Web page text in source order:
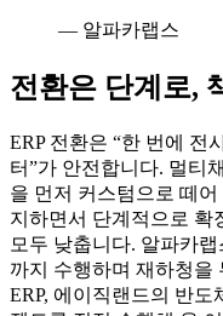
— 알파카랩스
전환은 단계로,
ERP 전환은 “한 번에 전
터”가 안전합니다. 멀티
을 먼저 커스텀으로 떼
지하면서 단계적으로 확
모두 낮춥니다. 알파카
까지 수행하며 재하청을
ERP, 에이직랜드의 반도